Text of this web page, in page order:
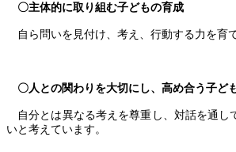
〇主体的に取り組む子どもの育成
自ら問いを見付け、考え、行動する力を育
〇人との関わりを大切にし、高め合う子ど
自分とは異なる考えを尊重し、対話を通
いと考えています。